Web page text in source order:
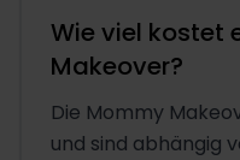
Wie viel kostet
Makeover?
Die Mommy
und sind abhängig